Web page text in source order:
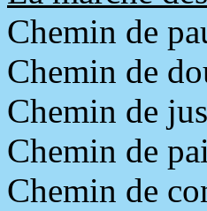
Chemin de
Chemin de
Chemin de
Chemin de
Chemin de